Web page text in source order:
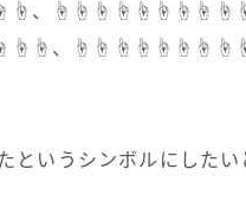
、
、
いうシンボルにしたい